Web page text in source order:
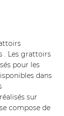
. Les grattoirs
pour les
dans
sur
compose de